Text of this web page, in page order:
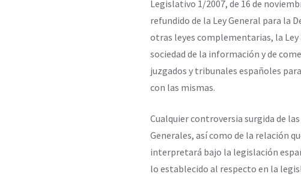
Legislativo 1/2007, de 16 de
refundido de la Ley General para la
otras leyes complementarias, la Ley
sociedad de la información y de
juzgados y tribunales españoles
con las mismas.
Cualquier controversia surgida de
Generales, así como de la relación
interpretará bajo la legislación
lo establecido al respecto en la